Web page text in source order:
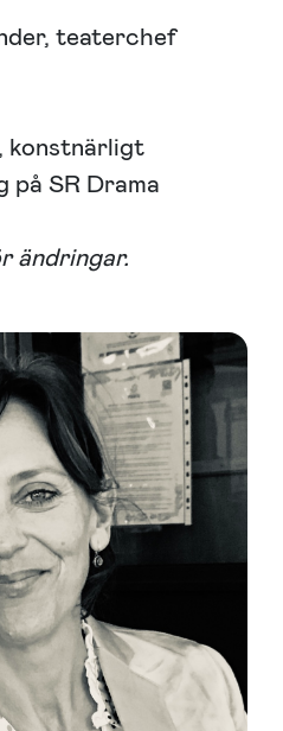
teaterchef
konstnärligt
på SR Drama
ändringar.